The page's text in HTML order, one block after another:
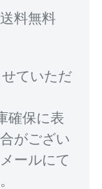
料無料
ていただ
確保に表
がござい
ールにて